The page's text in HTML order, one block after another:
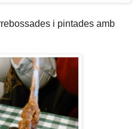
i pintades amb